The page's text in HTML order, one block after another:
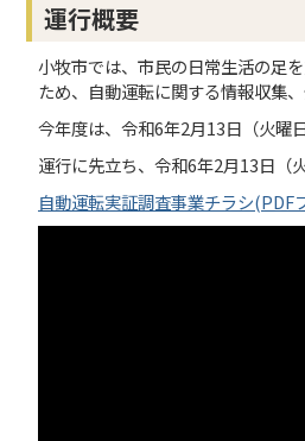
運行概要
小牧市では、市民の日常生活の足
ため、自動運転に関する情報収集
今年度は、令和6年2月13日（火曜
運行に先立ち、令和6年2月13日（
自動運転実証調査事業チラシ(PDF